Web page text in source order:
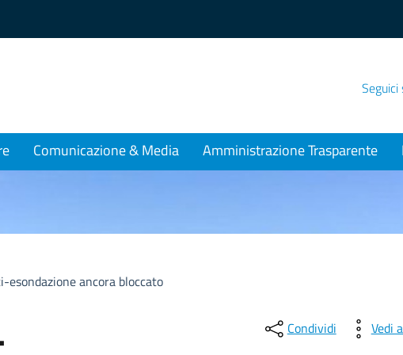
Seguici
Comunicazione & Media Amministrazione Trasparente
esondazione ancora bloccato
Condividi Vedi